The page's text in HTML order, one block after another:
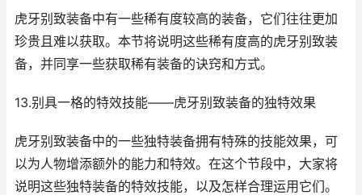
虎牙别致装备中有一些稀有度较高的装备，它们往往更加
珍贵且难以获取。本节将说明这些稀有度高的虎牙别致装
备，并同享一些获取稀有装备的诀窍和方式。
13.别具一格的特效技能——虎牙别致装备的独特效果
虎牙别致装备中的一些独特装备拥有特殊的技能效果，可
以为人物增添额外的能力和特效。在这个节段中，大家将
说明这些独特装备的特效技能，以及怎样合理运用它们。